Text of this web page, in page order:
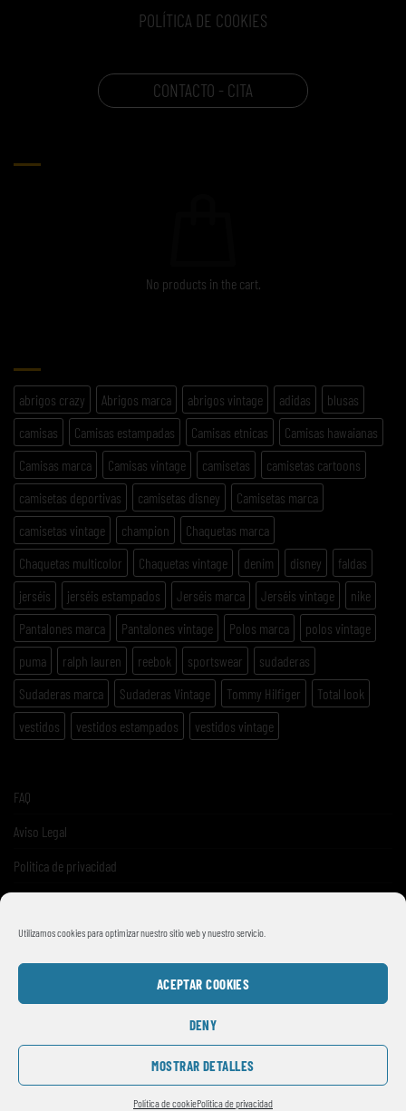
Utilizamos cookies para optimizar nuestro sitio web y nuestro servicio.
ACEPTAR COOKIES
DENY
MOSTRAR DETALLES
Política de cookiePolitica de privacidad
POLÍTICA DE COOKIES
CONTACTO - CITA
No products in the cart.
abrigos crazy Abrigos marca abrigos vintage adidas
blusas
camisas
Camisas estampadas Camisas etnicas
Camisas hawaianas
Camisas marca
Camisas vintage camisetas
camisetas cartoons
camisetas deportivas
camisetas disney
Camisetas marca
camisetas vintage
champion
Chaquetas marca
Chaquetas multicolor
Chaquetas vintage denim disney
faldas
jerséis
jerséis estampados Jerséis marca Jerséis vintage
nike
Pantalones marca
Pantalones vintage Polos marca
polos vintage
puma
ralph lauren reebok sportswear
sudaderas
Sudaderas marca
Sudaderas Vintage Tommy Hilfiger
Total look
vestidos
vestidos estampados vestidos vintage
FAQ
Aviso Legal
Politica de privacidad
© 2026SMILE VINTAGE